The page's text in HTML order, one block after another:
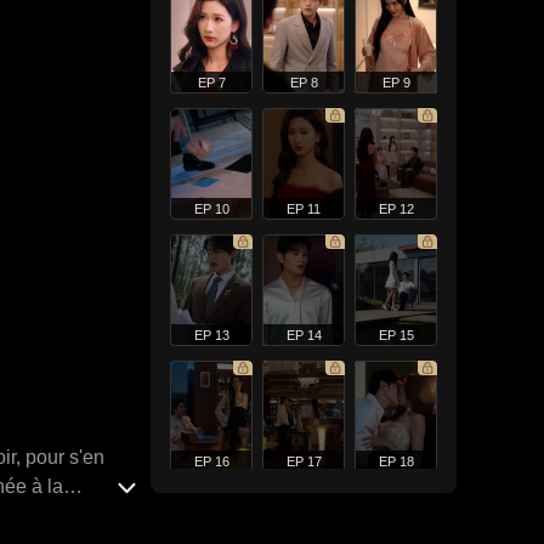
pour s'en
à la
EP 7 EP 8 EP 9
EP 10 EP 11 EP 12
EP 13 EP 14 EP 15
EP 16 EP 17 EP 18